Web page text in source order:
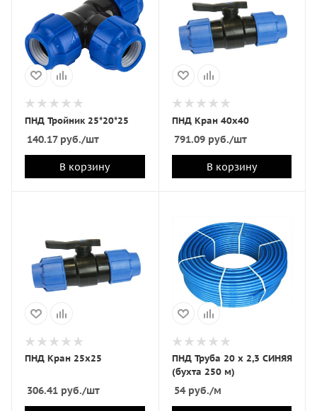
ПНД Тройник 25*20*25
140.17руб./шт
В корзину
ПНД Кран 40х40
791.09руб./шт
В корзину
ПНД Кран 25х25
306.41 руб./шт
ПНД Труба 20 х 2,3 СИНЯЯ
(бухта 250 м)
54руб./м